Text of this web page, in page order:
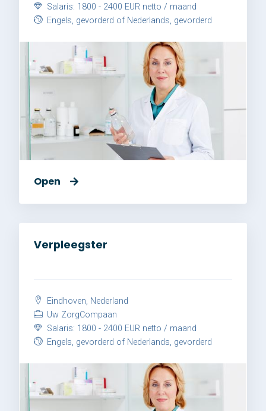
Salaris: 1800 - 2400 EUR netto / maand
Engels, gevorderd of Nederlands, gevorderd
Open
Verpleegster
Eindhoven, Nederland
Uw ZorgCompaan
Salaris: 1800 - 2400 EUR netto / maand
Engels, gevorderd of Nederlands, gevorderd